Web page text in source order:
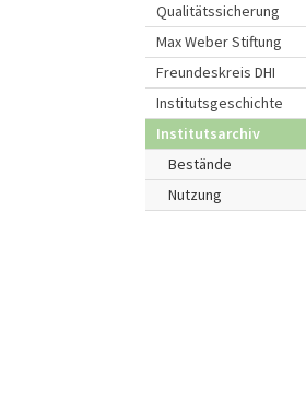
Qualitätssicherung
Max Weber Stiftung
Freundeskreis DHI
Institutsgeschichte
Institutsarchiv
Bestände
Nutzung